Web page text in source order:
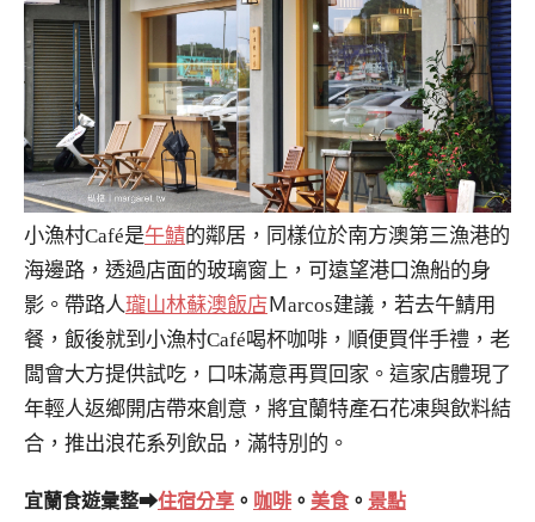
小漁村Café是午鯖的鄰居，同樣位於南方澳第三漁港的
海邊路，透過店面的玻璃窗上，可遠望港口漁船的身
影。帶路人瓏山林蘇澳飯店 Ｍarcos建議，若去午鯖用
餐，飯後就到小漁村Café喝杯咖啡，順便買伴手禮，老
闆會大方提供試吃，口味滿意再買回家。這家店體現了
年輕人返鄉開店帶來創意，將宜蘭特產石花凍與飲料結
合，推出浪花系列飲品，滿特別的。
宜蘭食遊彙整➡住宿分享 。 咖啡 。 美食。 景點